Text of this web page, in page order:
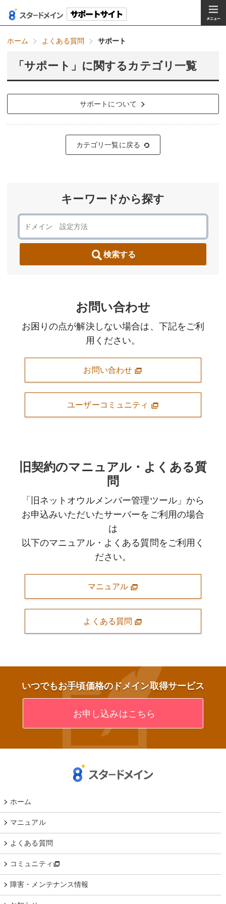
ホーム よくある質問 サポート
「サポート」に関するカテゴリ一覧
サポートについて
カテゴリ一覧に戻る
キーワードから探す
検索する
お問い合わせ
お困りの点が解決しない場合は、下記をご利
用ください。
お問い合わせ
ユーザーコミュニティ
旧契約のマニュアル・よくある質
問
「旧ネットオウルメンバー管理ツール」から
お申込みいただいたサーバーをご利用の場合
は
以下のマニュアル・よくある質問をご利用く
ださい。
マニュアル
よくある質問
いつでもお手頃価格のドメイン取得サービス
お申し込みはこちら
ホーム
マニュアル
よくある質問
コミュニティ
障害・メンテナンス情報